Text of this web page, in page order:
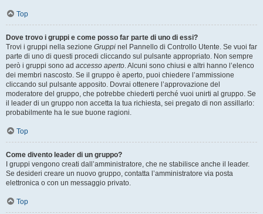
Top
Dove trovo i gruppi e come posso far parte di uno di essi?
Trovi i gruppi nella sezione Gruppi nel Pannello di Controllo Utente. Se vuoi far
parte di uno di questi procedi cliccando sul pulsante appropriato. Non sempre
però i gruppi sono ad accesso aperto. Alcuni sono chiusi e altri hanno l’elenco
dei membri nascosto. Se il gruppo è aperto, puoi chiedere l’ammissione
cliccando sul pulsante apposito. Dovrai ottenere l’approvazione del
moderatore del gruppo, che potrebbe chiederti perché vuoi unirti al gruppo. Se
il leader di un gruppo non accetta la tua richiesta, sei pregato di non assillarlo:
probabilmente ha le sue buone ragioni.
Top
Come divento leader di un gruppo?
I gruppi vengono creati dall’amministratore, che ne stabilisce anche il leader.
Se desideri creare un nuovo gruppo, contatta l’amministratore via posta
elettronica o con un messaggio privato.
Top